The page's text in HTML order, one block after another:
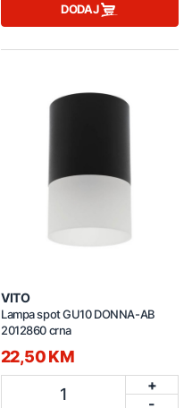
DODAJ
VITO
Lampa spot GU10 DONNA-AB
2012860 crna
22,50 KM
1
+
-